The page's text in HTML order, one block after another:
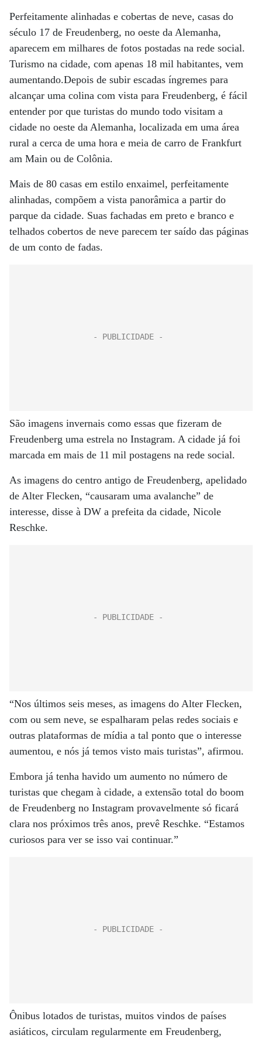
Perfeitamente alinhadas e cobertas de neve, casas do
século 17 de Freudenberg, no oeste da Alemanha,
aparecem em milhares de fotos postadas na rede social.
Turismo na cidade, com apenas 18 mil habitantes, vem
aumentando.Depois de subir escadas íngremes para
alcançar uma colina com vista para Freudenberg, é fácil
entender por que turistas do mundo todo visitam a
cidade no oeste da Alemanha, localizada em uma área
rural a cerca de uma hora e meia de carro de Frankfurt
am Main ou de Colônia.
Mais de 80 casas em estilo enxaimel, perfeitamente
alinhadas, compõem a vista panorâmica a partir do
parque da cidade. Suas fachadas em preto e branco e
telhados cobertos de neve parecem ter saído das páginas
de um conto de fadas.
São imagens invernais como essas que fizeram de
Freudenberg uma estrela no Instagram. A cidade já foi
marcada em mais de 11 mil postagens na rede social.
As imagens do centro antigo de Freudenberg, apelidado
de Alter Flecken, “causaram uma avalanche” de
interesse, disse à DW a prefeita da cidade, Nicole
Reschke.
“Nos últimos seis meses, as imagens do Alter Flecken,
com ou sem neve, se espalharam pelas redes sociais e
outras plataformas de mídia a tal ponto que o interesse
aumentou, e nós já temos visto mais turistas”, afirmou.
Embora já tenha havido um aumento no número de
turistas que chegam à cidade, a extensão total do boom
de Freudenberg no Instagram provavelmente só ficará
clara nos próximos três anos, prevê Reschke. “Estamos
curiosos para ver se isso vai continuar.”
Ônibus lotados de turistas, muitos vindos de países
asiáticos, circulam regularmente em Freudenberg,